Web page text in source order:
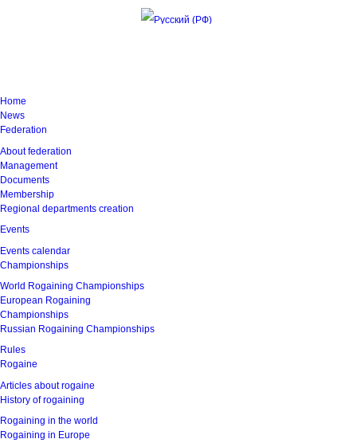
Home
News
Federation
About federation
Management
Documents
Membership
Regional departments creation
Events
Events calendar
Championships
World Rogaining Championships
European Rogaining
Championships
Russian Rogaining Championships
Rules
Rogaine
Articles about rogaine
History of rogaining
Rogaining in the world
Rogaining in Europe